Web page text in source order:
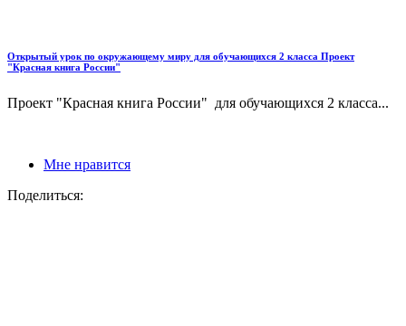
Открытый урок по окружающему миру для обучающихся 2 класса Проект
"Красная книга России"
Проект "Красная книга России" для обучающихся 2 класса...
Мне нравится
Поделиться: